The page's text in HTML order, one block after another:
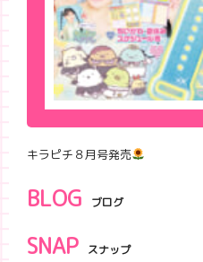
キラピチ８月号発売
BLOG ブログ
SNAP スナップ